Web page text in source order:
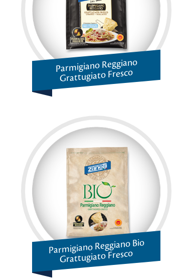
Parmigiano Reggiano
Grattugiato Fresco
Parmigiano Reggiano Bio
Grattugiato Fresco